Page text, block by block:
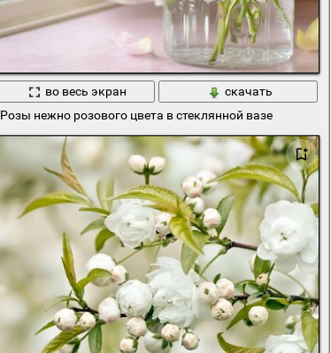
во весь экран
скачать
Розы нежно розового цвета в стеклянной вазе